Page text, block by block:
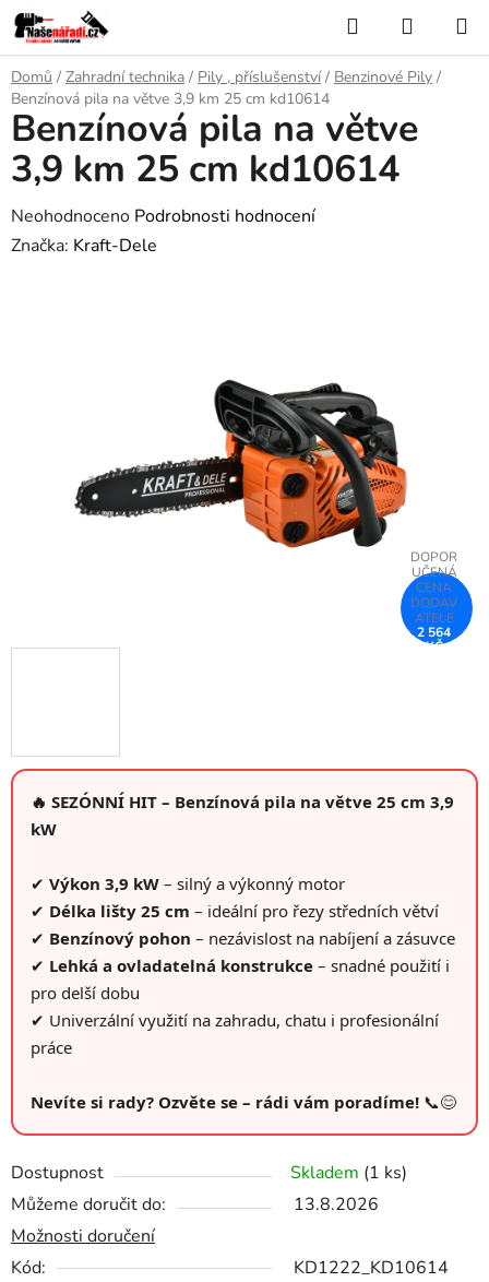
Přejít
na
obsah
Hledat
KOŠÍK
Domů / Zahradní technika / Pily , příslušenství / Benzinové Pily /
Benzínová pila na větve 3,9 km 25 cm kd10614
🔥 SEZÓNNÍ HIT – Benzínová pila na větve 25 cm 3,9
kW
✔ Výkon 3,9 kW – silný a výkonný motor
✔ Délka lišty 25 cm – ideální pro řezy středních větví
✔ Benzínový pohon – nezávislost na nabíjení a zásuvce
✔ Lehká a ovladatelná konstrukce – snadné použití i
pro delší dobu
✔ Univerzální využití na zahradu, chatu i profesionální
práce
Nevíte si rady? Ozvěte se – rádi vám poradíme! 📞😊
Dostupnost Skladem (1 ks)
Můžeme doručit do:
13.8.2026
Možnosti doručení
Kód:
KD1222_KD10614
Benzínová pila na větve
3,9 km 25 cm kd10614
Průměrné
hodnocení
Neohodnoceno Podrobnosti hodnocení
Značka: Kraft-Dele
2 564
KČ